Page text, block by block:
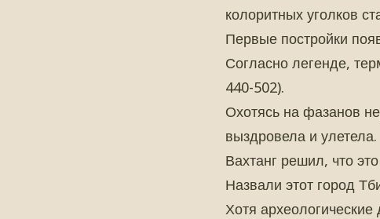
колоритных уголков
Первые постройки
Согласно легенде,
440-502).
Охотясь на фазанов
выздровела и улетела.
Вахтанг решил, что
Назвали этот город
Хотя